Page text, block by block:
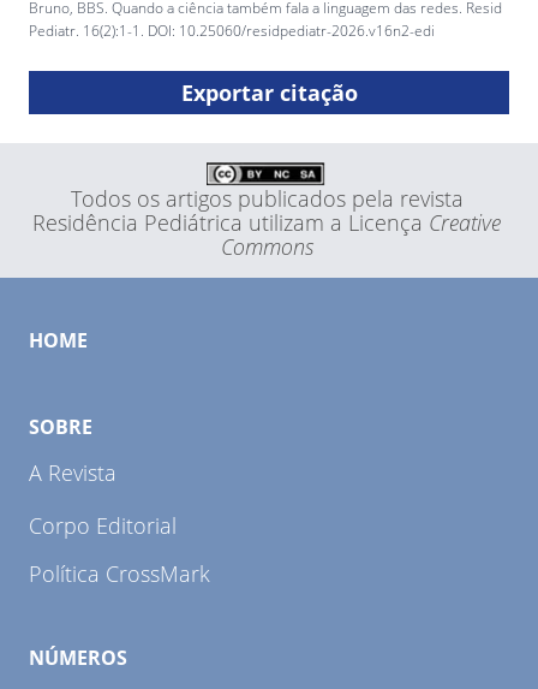
Bruno, BBS. Quando a ciência também fala a linguagem das redes. Resid
Pediatr. 16(2):1-1. DOI: 10.25060/residpediatr-2026.v16n2-edi
Exportar citação
Todos os artigos publicados pela revista
Residência Pediátrica utilizam a Licença Creative
Commons
HOME
SOBRE
A Revista
Corpo Editorial
Política CrossMark
NÚMEROS